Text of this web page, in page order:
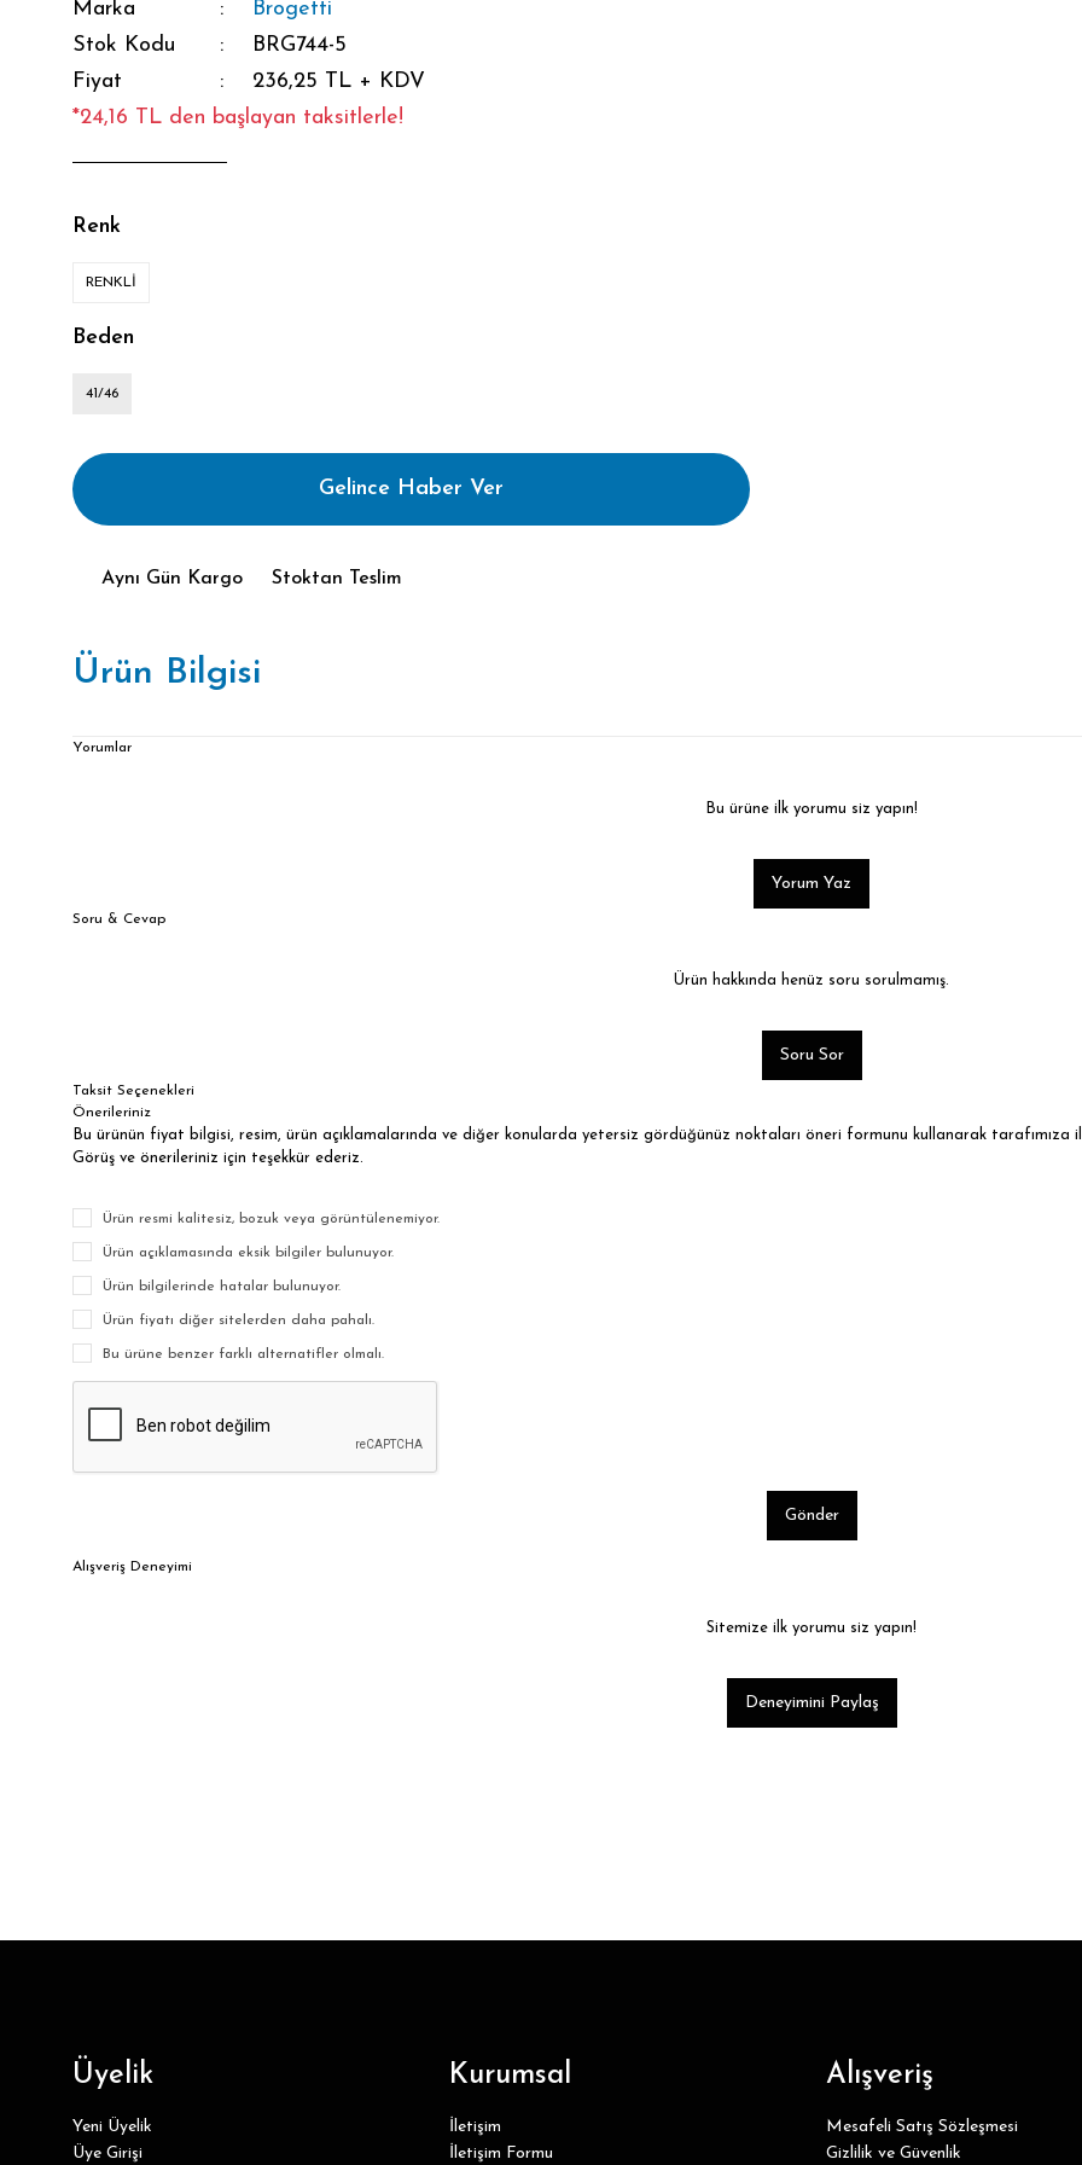
Marka
Brogetti
Stok Kodu
BRG744-5
Fiyat
236,25 TL + KDV
*24,16 TL den başlayan taksitlerle!
Renk
RENKLİ
Beden
41/46
Gelince Haber Ver
Aynı Gün Kargo Stoktan Teslim
Ürün Bilgisi
Yorumlar
Bu ürüne ilk yorumu siz yapın!
Yorum Yaz
Soru & Cevap
Ürün hakkında henüz soru sorulmamış.
Soru Sor
Taksit Seçenekleri
Önerileriniz
Bu ürünün fiyat bilgisi, resim, ürün açıklamalarında ve diğer konularda yetersiz gördüğünüz noktaları öneri formunu kullanarak tarafımıza
Görüş ve önerileriniz için teşekkür ederiz.
Ürün resmi kalitesiz, bozuk veya görüntülenemiyor.
Ürün açıklamasında eksik bilgiler bulunuyor.
Ürün bilgilerinde hatalar bulunuyor.
Ürün fiyatı diğer sitelerden daha pahalı.
Bu ürüne benzer farklı alternatifler olmalı.
Gönder
Alışveriş Deneyimi
Sitemize ilk yorumu siz yapın!
Deneyimini Paylaş
Üyelik
Yeni Üyelik
Üye Girişi
Kurumsal
İletişim
İletişim Formu
Alışveriş
Mesafeli Satış Sözleşmesi
Gizlilik ve Güvenlik